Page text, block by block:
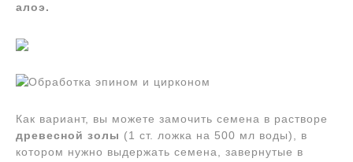
алоэ.
Как вариант, вы можете замочить семена в растворе
древесной золы (1 ст. ложка на 500 мл воды), в
котором нужно выдержать семена, завернутые в